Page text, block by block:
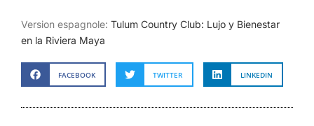
Version espagnole: Tulum Country Club: Lujo y Bienestar
en la Riviera Maya
FACEBOOK TWITTER LINKEDIN